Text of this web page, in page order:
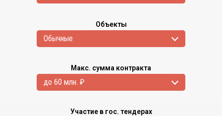
Объекты
Обычные
Макс. сумма контракта
до 60 млн. ₽
Участие в гос. тендерах